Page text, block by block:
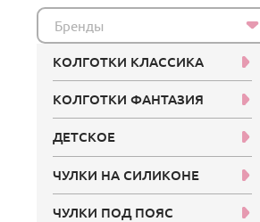
Бренды
КОЛГОТКИ КЛАССИКА
КОЛГОТКИ ФАНТАЗИЯ
ДЕТСКОЕ
ЧУЛКИ НА СИЛИКОНЕ
ЧУЛКИ ПОД ПОЯС